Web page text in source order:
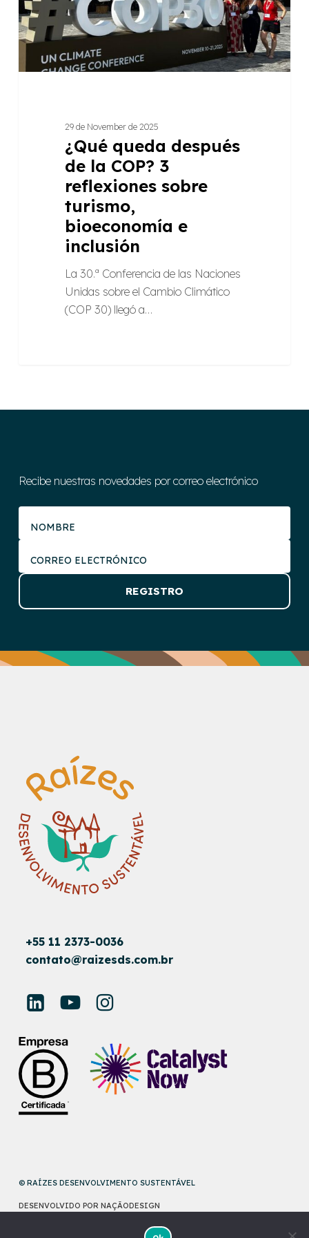
reflexiones
sobre
turismo,
29 de November de 2025
¿Qué queda después
de la COP? 3
reflexiones sobre
turismo,
bioeconomía e
inclusión
La 30.ª Conferencia de las Naciones
Unidas sobre el Cambio Climático
(COP 30) llegó a…
Recibe nuestras novedades por correo electrónico
+55 11 2373-0036
contato@raizesds.com.br
© RAÍZES DESENVOLVIMENTO SUSTENTÁVEL
DESENVOLVIDO POR NAÇÃODESIGN